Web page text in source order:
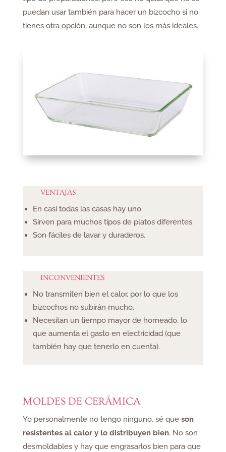
puedan usar también para hacer un bizcocho si no
tienes otra opción, aunque no son los más ideales.
VENTAJAS
En casi todas las casas hay uno.
Sirven para muchos tipos de platos diferentes.
Son fáciles de lavar y duraderos.
​INCONVENIENTES
No transmiten bien el calor, por lo que los
bizcochos no subirán mucho.
Necesitan un tiempo mayor de horneado, lo
que aumenta el gasto en electricidad (que
también hay que tenerlo en cuenta).
MOLDES DE CERÁMICA
Yo personalmente no tengo ninguno, sé que son
resistentes al calor y lo distribuyen bien. No son
desmoldables y hay que engrasarlos bien para que